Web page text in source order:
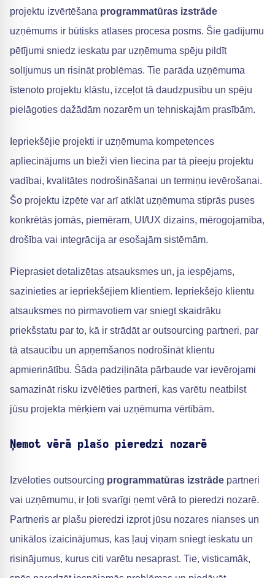
projektu izvērtēšana programmatūras izstrāde
uzņēmums ir būtisks atlases procesa posms. Šie gadījumu
pētījumi sniedz ieskatu par uzņēmuma spēju pildīt
solījumus un risināt problēmas. Tie parāda uzņēmuma
īstenoto projektu klāstu, izceļot tā daudzpusību un spēju
pielāgoties dažādām nozarēm un tehniskajām prasībām.
Iepriekšējie projekti ir uzņēmuma kompetences
apliecinājums un bieži vien liecina par tā pieeju projektu
vadībai, kvalitātes nodrošināšanai un termiņu ievērošanai.
Šo projektu izpēte var arī atklāt uzņēmuma stiprās puses
konkrētās jomās, piemēram, UI/UX dizains, mērogojamība,
drošība vai integrācija ar esošajām sistēmām.
Pieprasiet detalizētas atsauksmes un, ja iespējams,
sazinieties ar iepriekšējiem klientiem. Iepriekšējo klientu
atsauksmes no pirmavotiem var sniegt skaidrāku
priekšstatu par to, kā ir strādāt ar outsourcing partneri, par
tā atsaucību un apņemšanos nodrošināt klientu
apmierinātību. Šāda padziļināta pārbaude var ievērojami
samazināt risku izvēlēties partneri, kas varētu neatbilst
jūsu projekta mērķiem vai uzņēmuma vērtībām.
Ņemot vērā plašo pieredzi nozarē
Izvēloties outsourcing programmatūras izstrāde partneri
vai uzņēmumu, ir ļoti svarīgi ņemt vērā to pieredzi nozarē.
Partneris ar plašu pieredzi izprot jūsu nozares nianses un
unikālos izaicinājumus, kas ļauj viņam sniegt ieskatu un
risinājumus, kurus citi varētu nesaprast. Tie, visticamāk,